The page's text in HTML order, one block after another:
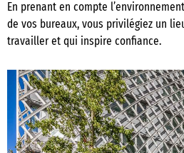
En prenant en compte
de vos bureaux, vous privilégiez un
travailler et qui inspire confiance.